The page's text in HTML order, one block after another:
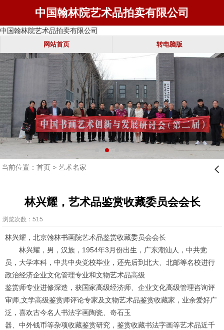
中国翰林院艺术品拍卖有限公司
中国翰林院艺术品拍卖有限公司
网站首页 转电脑版
当前位置： 首页> 艺术名家 󰊒
林兴耀，艺术品鉴赏收藏委员会会长
浏览次数：515
林兴耀，北京翰林书画院艺术品鉴赏收藏委员会会长
林兴耀，男，汉族， 1954年3 月份出生，广东潮汕人，中共党
员，大学本科，中共中央党校毕业，还先后到北大、北邮等名校进行
政治经济企业文化管理专业和文物艺术品高级
鉴赏师专业进修深造，获国家高级经济师、企业文化高级管理咨询评
审师 文学高级鉴赏师评论专家及文物艺术品鉴赏收藏家，业余爱好广
泛，喜欢古今名人书法字画陶瓷、奇石玉
器、中外钱币等杂项收藏鉴赏研究，鉴赏收藏书法字画等艺术品近千